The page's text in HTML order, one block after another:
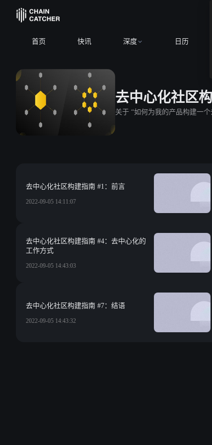
首页 快讯 深度 日历
去中心化社区
关于 “如何为我的产品构建一
去中心化社区构建指南 #1：前言
2022-09-05 14:11:07
去中心化社区构建指南 #4：去中心化的
工作方式
2022-09-05 14:43:03
去中心化社区构建指南 #7：结语
2022-09-05 14:43:32